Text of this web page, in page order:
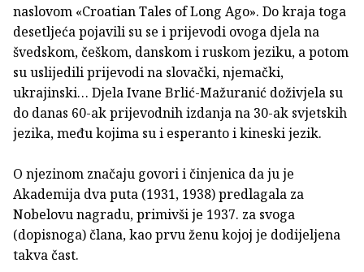
naslovom «Croatian Tales of Long Ago». Do kraja toga
desetljeća pojavili su se i prijevodi ovoga djela na
švedskom, češkom, danskom i ruskom jeziku, a potom
su uslijedili prijevodi na slovački, njemački,
ukrajinski… Djela Ivane Brlić-Mažuranić doživjela su
do danas 60-ak prijevodnih izdanja na 30-ak svjetskih
jezika, među kojima su i esperanto i kineski jezik.
O njezinom značaju govori i činjenica da ju je
Akademija dva puta (1931, 1938) predlagala za
Nobelovu nagradu, primivši je 1937. za svoga
(dopisnoga) člana, kao prvu ženu kojoj je dodijeljena
takva čast.